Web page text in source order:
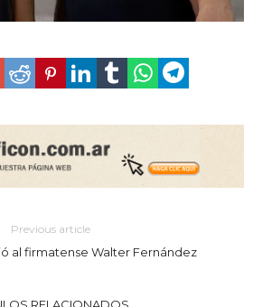
Previous article
al firmatense Walter Fernández
RELACIONADOS